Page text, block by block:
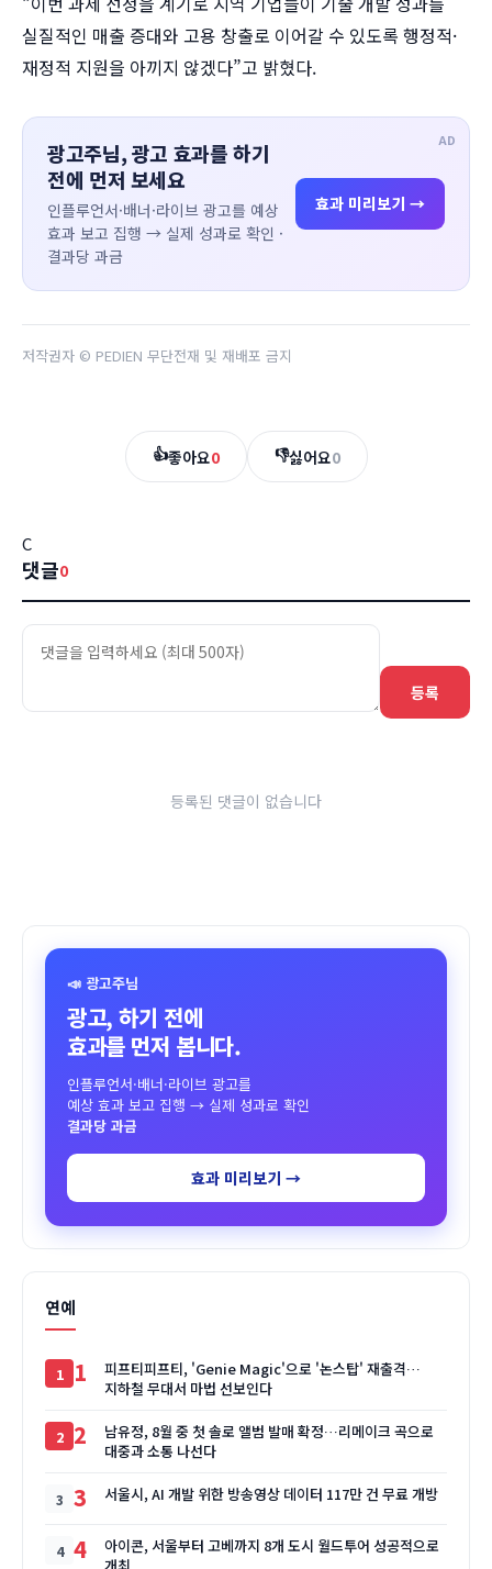
실질적인 매출 증대와 고용 창출로 이어갈 수 있도록 행정적·
재정적 지원을 아끼지 않겠다”고 밝혔다.
AD
광고주님, 광고 효과를 하기
전에 먼저 보세요
인플루언서·배너·라이브 광고를 예상
효과 보고 집행 → 실제 성과로 확인 ·
결과당 과금
효과 미리보기 →
저작권자 © PEDIEN 무단전재 및 재배포 금지
👍좋아요0 👎싫어요0
C
댓글0
등록
등록된 댓글이 없습니다
📣 광고주님
광고, 하기 전에
효과를 먼저 봅니다.
인플루언서·배너·라이브 광고를
예상 효과 보고 집행 → 실제 성과로 확인
결과당 과금
효과 미리보기 →
연예
1
피프티피프티, 'Genie Magic'으로 '논스탑' 재출격…
지하철 무대서 마법 선보인다
2
남유정, 8월 중 첫 솔로 앨범 발매 확정…리메이크 곡으로
대중과 소통 나선다
3 서울시, AI 개발 위한 방송영상 데이터 117만 건 무료 개방
4
아이콘, 서울부터 고베까지 8개 도시 월드투어 성공적으로